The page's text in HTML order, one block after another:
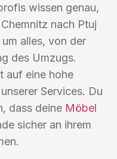
wissen genau,
nach Ptuj
alles, von der
des Umzugs.
auf eine hohe
Services. Du
dass deine Möbel
sicher an ihrem